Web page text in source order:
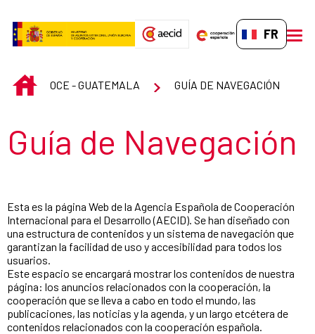
FR-FR
INICIOOCE - GUATEMALA GUÍA DE NAVEGACIÓN
Título de la sección
Guía de Navegación
Esta es la página Web de la Agencia Española de Cooperación
Internacional para el Desarrollo (AECID). Se han diseñado con
una estructura de contenidos y un sistema de navegación que
garantizan la facilidad de uso y accesibilidad para todos los
usuarios.
Este espacio se encargará mostrar los contenidos de nuestra
página: los anuncios relacionados con la cooperación, la
cooperación que se lleva a cabo en todo el mundo, las
publicaciones, las noticias y la agenda, y un largo etcétera de
contenidos relacionados con la cooperación española.